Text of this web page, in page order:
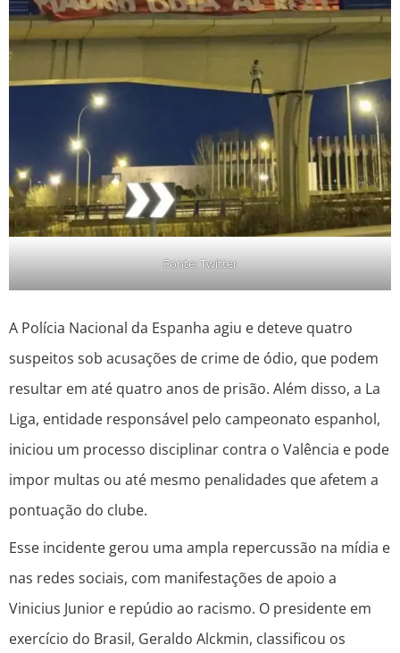
Fonte: Twitter
A Polícia Nacional da Espanha agiu e deteve quatro
suspeitos sob acusações de crime de ódio, que podem
resultar em até quatro anos de prisão. Além disso, a La
Liga, entidade responsável pelo campeonato espanhol,
iniciou um processo disciplinar contra o Valência e pode
impor multas ou até mesmo penalidades que afetem a
pontuação do clube.
Esse incidente gerou uma ampla repercussão na mídia e
nas redes sociais, com manifestações de apoio a
Vinicius Junior e repúdio ao racismo. O presidente em
exercício do Brasil, Geraldo Alckmin, classificou os